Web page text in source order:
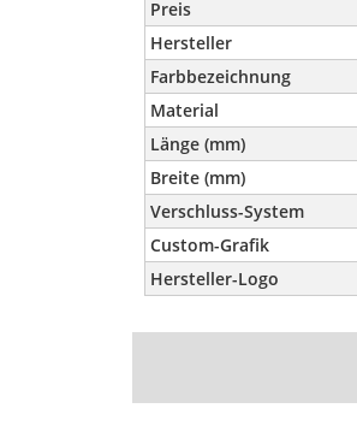
Preis
Hersteller
Farbbezeichnung
Material
Länge (mm)
Breite (mm)
Verschluss-System
Custom-Grafik
Hersteller-Logo